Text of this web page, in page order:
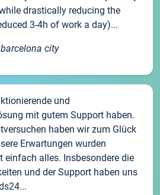
drastically reducing the
3-4h of work a day)...
city
und
mit gutem Support haben.
haben wir zum Glück
Erwartungen wurden
einfach alles. Insbesondere die
und der Support haben uns